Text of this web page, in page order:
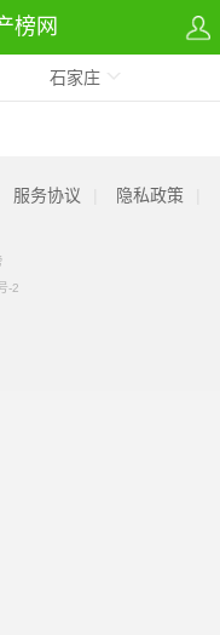
榜网
石家庄
服务协议 隐私政策
-2